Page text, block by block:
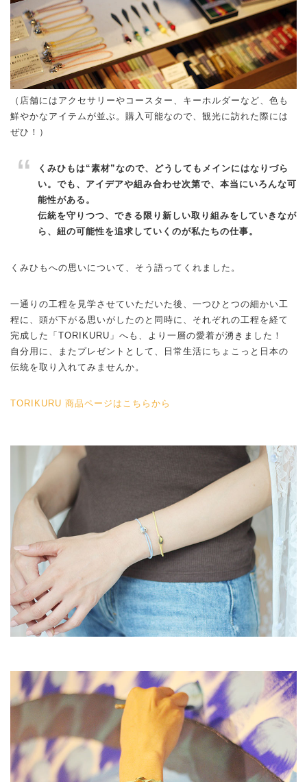
（店舗にはアクセサリーやコースター、キーホルダーなど、色も
鮮やかなアイテムが並ぶ。購入可能なので、観光に訪れた際には
ぜひ！）
くみひもは“素材”なので、どうしてもメインにはなりづら
い。でも、アイデアや組み合わせ次第で、本当にいろんな可
能性がある。
伝統を守りつつ、できる限り新しい取り組みをしていきなが
ら、紐の可能性を追求していくのが私たちの仕事。
くみひもへの思いについて、そう語ってくれました。
一通りの工程を見学させていただいた後、一つひとつの細かい工
程に、頭が下がる思いがしたのと同時に、それぞれの工程を経て
完成した「TORIKURU」へも、より一層の愛着が湧きました！
自分用に、またプレゼントとして、日常生活にちょこっと日本の
伝統を取り入れてみませんか。
TORIKURU 商品ページはこちらから